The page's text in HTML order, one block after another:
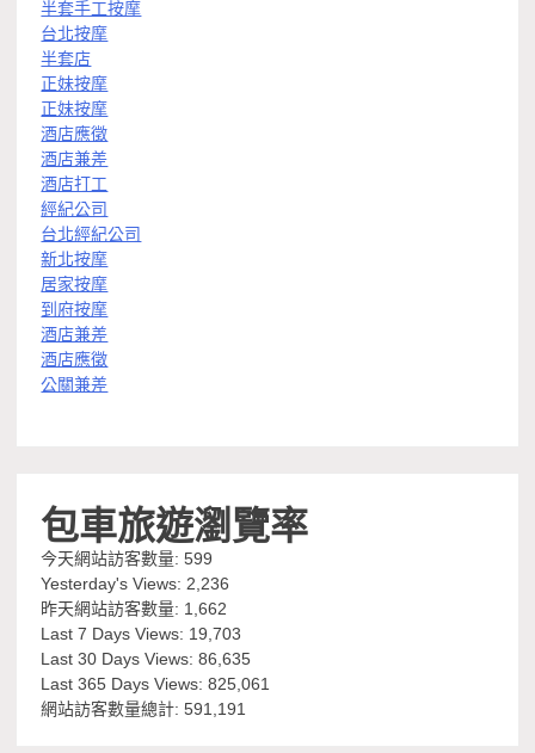
半套手工按摩
台北按摩
半套店
正妹按摩
正妹按摩
酒店應徵
酒店兼差
酒店打工
經紀公司
台北經紀公司
新北按摩
居家按摩
到府按摩
酒店兼差
酒店應徵
公關兼差
包車旅遊瀏覽率
今天網站訪客數量:599
Yesterday's Views:2,236
昨天網站訪客數量: 1,662
Last 7 Days Views: 19,703
Last 30 Days Views:86,635
Last 365 Days Views:825,061
網站訪客數量總計:591,191